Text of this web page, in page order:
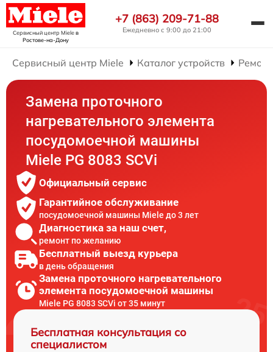
Сервисный центр Mieleв
Ростове-на-Дону
+7 (863) 209-71-88
Ежедневно с 9:00 до 21:00
Сервисный центр Miele Каталог устройств
Замена проточного
нагревательного элемента
посудомоечной машины
Miele PG 8083 SCVi
Официальный сервис
Гарантийное обслуживание
посудомоечной машины Miele до 3 лет
Диагностика за наш счет,
ремонт по желанию
Бесплатный выезд курьера
в день обращения
Замена проточного нагревательного
элемента посудомоечной машины
Miele PG 8083 SCVi от 35 минут
Бесплатная консультация со
специалистом